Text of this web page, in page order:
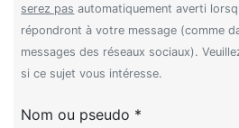
serez pas automatiquement averti
répondront à votre message (comme
messages des réseaux sociaux).
si ce sujet vous intéresse.
Nom ou pseudo *